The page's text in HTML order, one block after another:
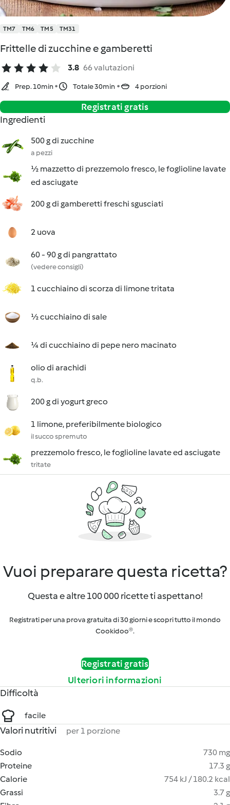
TM7 TM6 TM5 TM31
Frittelle di zucchine e gamberetti
3.8 66 valutazioni
Prep. 10min Totale 30min 4 porzioni
Registrati gratis
Ingredienti
500 g di zucchine
a pezzi
½ mazzetto di prezzemolo fresco, le foglioline lavate
ed asciugate
200 g di gamberetti freschi sgusciati
2 uova
60 - 90 g di pangrattato
(vedere consigli)
1 cucchiaino di scorza di limone tritata
½ cucchiaino di sale
¼ di cucchiaino di pepe nero macinato
olio di arachidi
q.b.
200 g di yogurt greco
1 limone, preferibilmente biologico
il succo spremuto
prezzemolo fresco, le foglioline lavate ed asciugate
tritate
Vuoi preparare questa ricetta?
Questa e altre 100 000 ricette ti aspettano!
Registrati per una prova gratuita di 30 giorni e scopri tutto il mondo
Cookidoo®.
Registrati gratis
Ulteriori informazioni
Difficoltà
facile
Valori nutritivi per 1 porzione
Sodio
730 mg
Proteine
17.3 g
Calorie
754 kJ / 180.2 kcal
Grassi
3.7 g